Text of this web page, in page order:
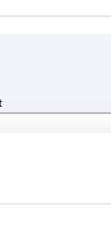
Abständen